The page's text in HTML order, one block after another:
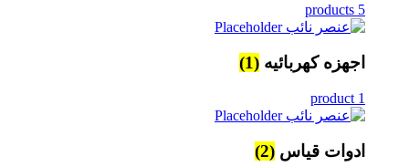
5 products
اجهزه كهربائيه (1)
1 product
ادوات قياس (2)